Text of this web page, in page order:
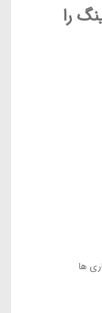
را
ها